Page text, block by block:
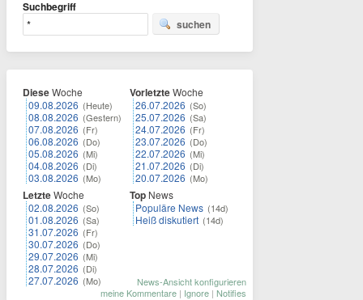
Suchbegriff
suchen
DieseWoche
09.08.2026 (Heute)
08.08.2026 (Gestern)
07.08.2026 (Fr)
06.08.2026 (Do)
05.08.2026 (Mi)
04.08.2026 (Di)
03.08.2026 (Mo)
LetzteWoche
02.08.2026 (So)
01.08.2026 (Sa)
31.07.2026 (Fr)
30.07.2026 (Do)
29.07.2026 (Mi)
28.07.2026 (Di)
27.07.2026 (Mo)
VorletzteWoche
26.07.2026 (So)
25.07.2026 (Sa)
24.07.2026 (Fr)
23.07.2026 (Do)
22.07.2026 (Mi)
21.07.2026 (Di)
20.07.2026 (Mo)
Top News
Populäre News (14d)
Heiß diskutiert (14d)
News-Ansicht konfigurieren
meine Kommentare | Ignore | Notifies